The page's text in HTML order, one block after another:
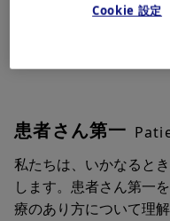
私たちは「何を成すか
患者さん第一
私たちは、いかなると
します。患者さん第一
療のあり方について理
Cookie 設定